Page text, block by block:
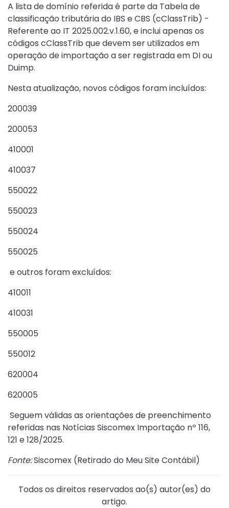
A lista de domínio referida é parte da Tabela de
classificação tributária do IBS e CBS (cClassTrib) -
Referente ao IT 2025.002.v.1.60, e inclui apenas os
códigos cClassTrib que devem ser utilizados em
operação de importação a ser registrada em DI ou
Duimp.
Nesta atualização, novos códigos foram incluídos:
200039
200053
410001
410037
550022
550023
550024
550025
e outros foram excluídos:
410011
410031
550005
550012
620004
620005
Seguem válidas as orientações de preenchimento
referidas nas Notícias Siscomex Importação nº 116,
121 e 128/2025.
Fonte:Siscomex (Retirado do Meu Site Contábil)
Todos os direitos reservados ao(s) autor(es) do
artigo.